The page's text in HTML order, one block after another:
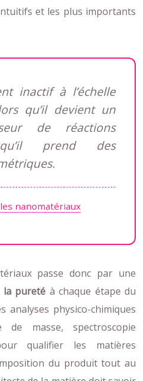
et les plus importants
inactif à l’échelle
qu’il devient un
de réactions
prend des
nanomatériaux
passe donc par une
la pureté à chaque étape du
analyses physico-chimiques
de masse, spectroscopie
qualifier les matières
du produit tout au